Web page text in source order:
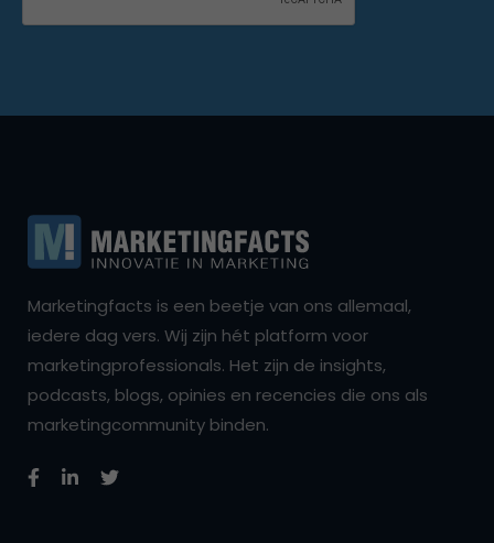
Marketingfacts is een beetje van ons allemaal,
iedere dag vers. Wij zijn hét platform voor
marketingprofessionals. Het zijn de insights,
podcasts, blogs, opinies en recencies die ons als
marketingcommunity binden.